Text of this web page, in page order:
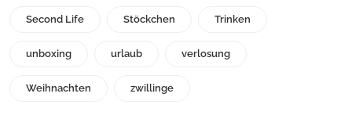
Second Life Stöckchen Trinken
unboxing urlaub verlosung
Weihnachten zwillinge